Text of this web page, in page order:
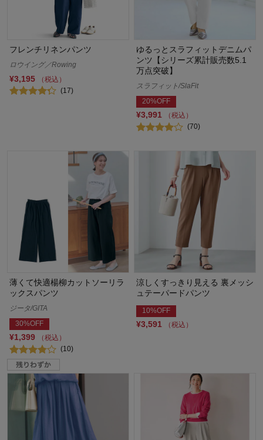
フレンチリネンパンツ
ロウイング／Rowing
¥3,195
（税込）
(17)
ゆるっとスラフィットデニムパ
ンツ【シリーズ累計販売数5.1
万点突破】
スラフィット/SlaFit
20%OFF
¥3,991
（税込）
(70)
薄くて快適楊柳カットソーリラ
ックスパンツ
ジータ/GITA
30%OFF
¥1,399
（税込）
(10)
涼しくすっきり見える 裏メッシ
ュテーパードパンツ
10%OFF
¥3,591 （税込）